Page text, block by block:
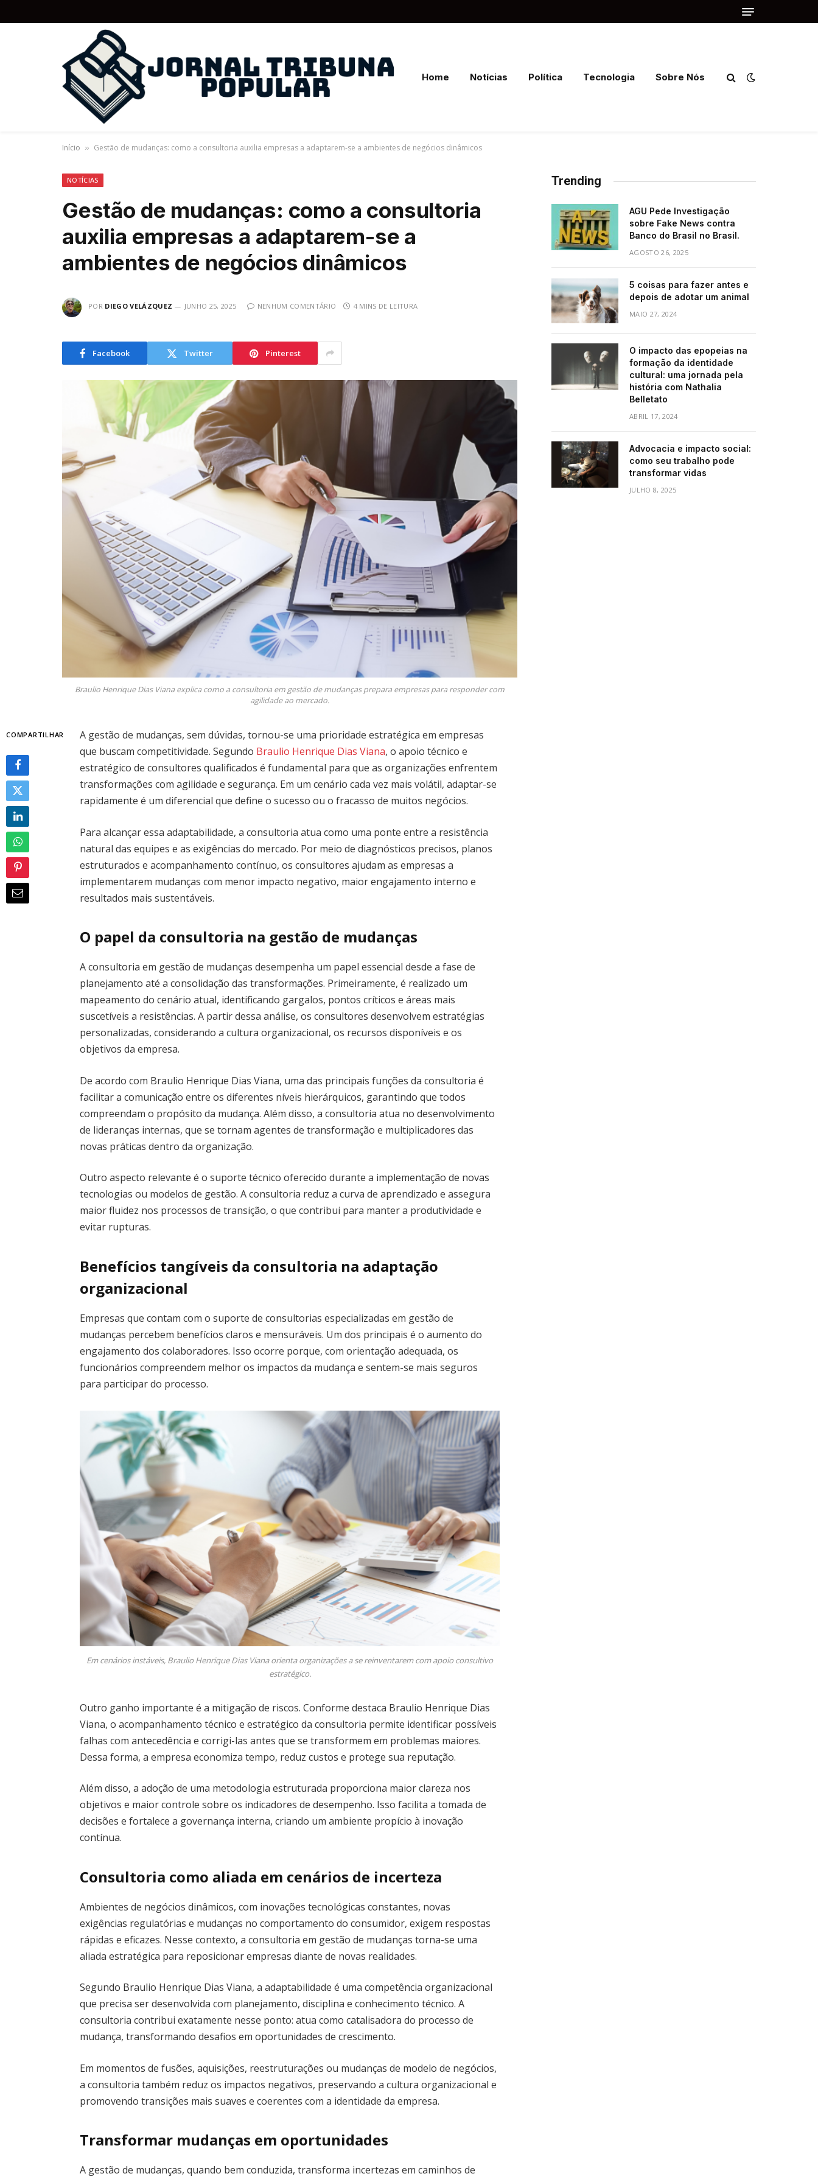
Home Notícias Política Tecnologia Sobre Nós
Início » Gestão de mudanças: como a consultoria auxilia empresas a adaptarem-se a ambientes de negócios dinâmicos
NOTÍCIAS
Gestão de mudanças: como a consultoria
auxilia empresas a adaptarem-se a
ambientes de negócios dinâmicos
POR DIEGO VELÁZQUEZ JUNHO 25, 2025 NENHUM COMENTÁRIO 4 MINS DE LEITURA
Facebook Twitter Pinterest
Braulio Henrique Dias Viana explica como a consultoria em gestão de mudanças prepara empresas para responder com
agilidade ao mercado.
COMPARTILHAR
A gestão de mudanças, sem dúvidas, tornou-se uma prioridade estratégica em empresas
que buscam competitividade. Segundo Braulio Henrique Dias Viana, o apoio técnico e
estratégico de consultores qualificados é fundamental para que as organizações enfrentem
transformações com agilidade e segurança. Em um cenário cada vez mais volátil, adaptar-se
rapidamente é um diferencial que define o sucesso ou o fracasso de muitos negócios.
Para alcançar essa adaptabilidade, a consultoria atua como uma ponte entre a resistência
natural das equipes e as exigências do mercado. Por meio de diagnósticos precisos, planos
estruturados e acompanhamento contínuo, os consultores ajudam as empresas a
implementarem mudanças com menor impacto negativo, maior engajamento interno e
resultados mais sustentáveis.
O papel da consultoria na gestão de mudanças
A consultoria em gestão de mudanças desempenha um papel essencial desde a fase de
planejamento até a consolidação das transformações. Primeiramente, é realizado um
mapeamento do cenário atual, identificando gargalos, pontos críticos e áreas mais
suscetíveis a resistências. A partir dessa análise, os consultores desenvolvem estratégias
personalizadas, considerando a cultura organizacional, os recursos disponíveis e os
objetivos da empresa.
De acordo com Braulio Henrique Dias Viana, uma das principais funções da consultoria é
facilitar a comunicação entre os diferentes níveis hierárquicos, garantindo que todos
compreendam o propósito da mudança. Além disso, a consultoria atua no desenvolvimento
de lideranças internas, que se tornam agentes de transformação e multiplicadores das
novas práticas dentro da organização.
Outro aspecto relevante é o suporte técnico oferecido durante a implementação de novas
tecnologias ou modelos de gestão. A consultoria reduz a curva de aprendizado e assegura
maior fluidez nos processos de transição, o que contribui para manter a produtividade e
evitar rupturas.
Benefícios tangíveis da consultoria na adaptação
organizacional
Empresas que contam com o suporte de consultorias especializadas em gestão de
mudanças percebem benefícios claros e mensuráveis. Um dos principais é o aumento do
engajamento dos colaboradores. Isso ocorre porque, com orientação adequada, os
funcionários compreendem melhor os impactos da mudança e sentem-se mais seguros
para participar do processo.
Em cenários instáveis, Braulio Henrique Dias Viana orienta organizações a se reinventarem com apoio consultivo
estratégico.
Outro ganho importante é a mitigação de riscos. Conforme destaca Braulio Henrique Dias
Viana, o acompanhamento técnico e estratégico da consultoria permite identificar possíveis
falhas com antecedência e corrigi-las antes que se transformem em problemas maiores.
Dessa forma, a empresa economiza tempo, reduz custos e protege sua reputação.
Além disso, a adoção de uma metodologia estruturada proporciona maior clareza nos
objetivos e maior controle sobre os indicadores de desempenho. Isso facilita a tomada de
decisões e fortalece a governança interna, criando um ambiente propício à inovação
contínua.
Consultoria como aliada em cenários de incerteza
Ambientes de negócios dinâmicos, com inovações tecnológicas constantes, novas
exigências regulatórias e mudanças no comportamento do consumidor, exigem respostas
rápidas e eficazes. Nesse contexto, a consultoria em gestão de mudanças torna-se uma
aliada estratégica para reposicionar empresas diante de novas realidades.
Segundo Braulio Henrique Dias Viana, a adaptabilidade é uma competência organizacional
que precisa ser desenvolvida com planejamento, disciplina e conhecimento técnico. A
consultoria contribui exatamente nesse ponto: atua como catalisadora do processo de
mudança, transformando desafios em oportunidades de crescimento.
Em momentos de fusões, aquisições, reestruturações ou mudanças de modelo de negócios,
a consultoria também reduz os impactos negativos, preservando a cultura organizacional e
promovendo transições mais suaves e coerentes com a identidade da empresa.
Transformar mudanças em oportunidades
A gestão de mudanças, quando bem conduzida, transforma incertezas em caminhos de
Trending
AGU Pede Investigação
sobre Fake News contra
Banco do Brasil no Brasil.
AGOSTO 26, 2025
5 coisas para fazer antes e
depois de adotar um animal
MAIO 27, 2024
O impacto das epopeias na
formação da identidade
cultural: uma jornada pela
história com Nathalia
Belletato
ABRIL 17, 2024
Advocacia e impacto social:
como seu trabalho pode
transformar vidas
JULHO 8, 2025